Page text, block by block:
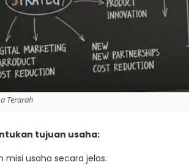
Terarah
tujuan usaha:
misi usaha secara jelas.